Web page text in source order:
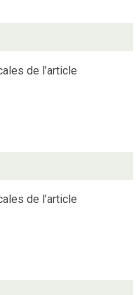
de l’article
de l’article